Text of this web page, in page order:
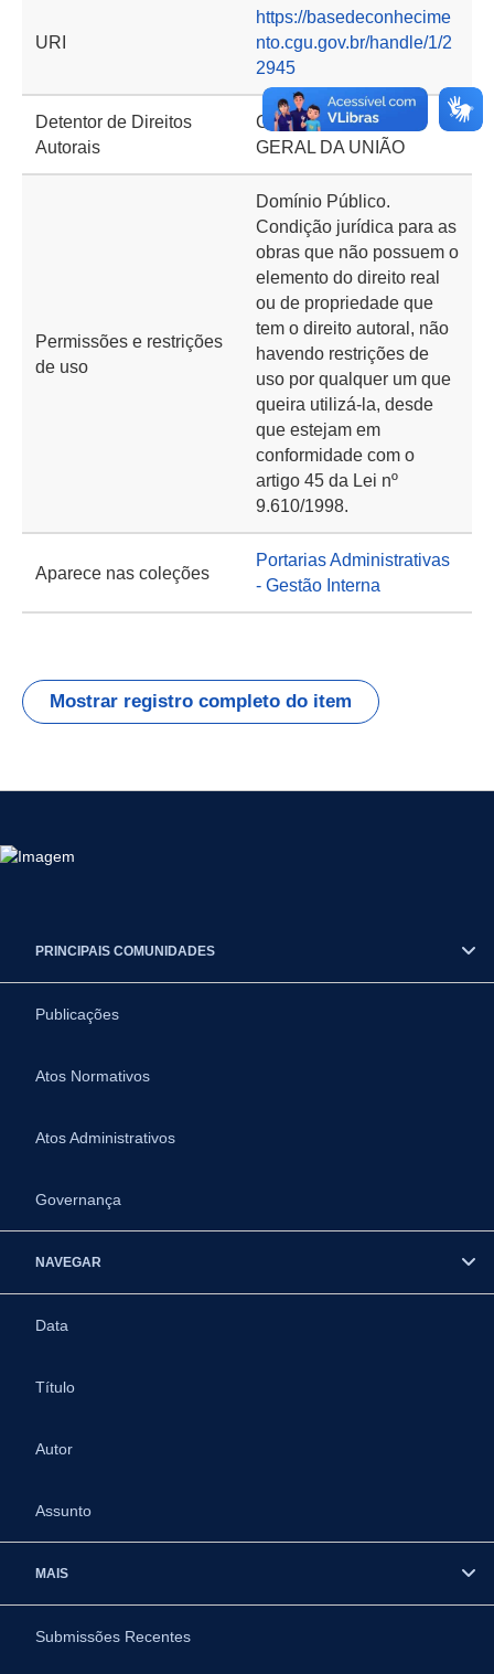
URI
https://basedeconhecime
nto.cgu.gov.br/handle/1/2
2945
Detentor de Direitos
Autorais
CONTROLADORIA-
GERAL DA UNIÃO
Permissões e restrições
de uso
Domínio Público.
Condição jurídica para as
obras que não possuem o
elemento do direito real
ou de propriedade que
tem o direito autoral, não
havendo restrições de
uso por qualquer um que
queira utilizá-la, desde
que estejam em
conformidade com o
artigo 45 da Lei nº
9.610/1998.
Aparece nas coleções
Portarias Administrativas
- Gestão Interna
Mostrar registro completo do item
PRINCIPAIS COMUNIDADES
Publicações
Atos Normativos
Atos Administrativos
Governança
NAVEGAR
Data
Título
Autor
Assunto
MAIS
Submissões Recentes